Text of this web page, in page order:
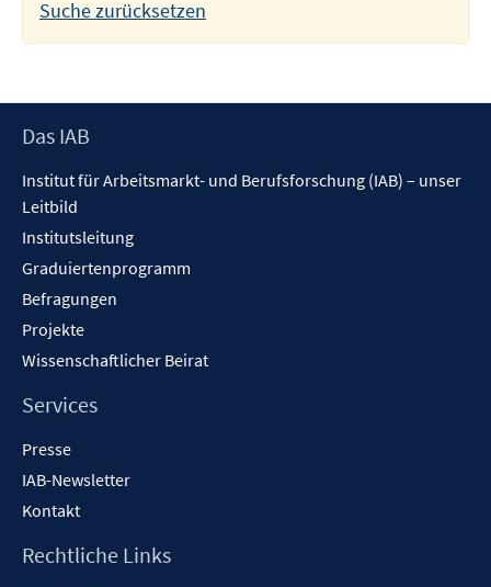
Suche zurücksetzen
Footer
Das IAB
Institut für Arbeitsmarkt- und Berufsforschung (IAB) – unser
Leitbild
Institutsleitung
Graduiertenprogramm
Befragungen
Projekte
Wissenschaftlicher Beirat
Services
Presse
IAB-Newsletter
Kontakt
Rechtliche Links